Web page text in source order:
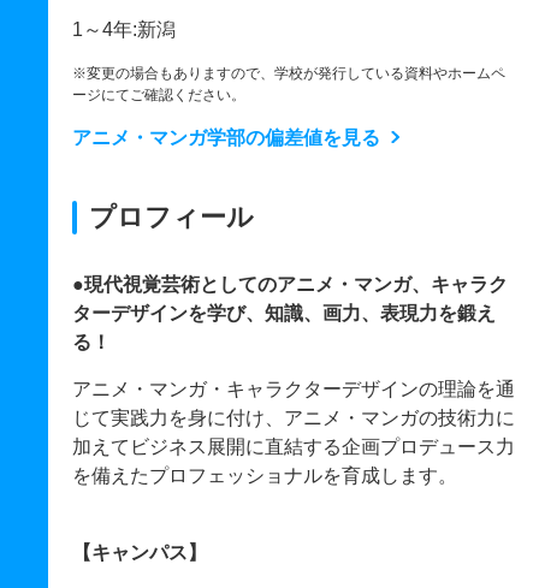
1～4年:新潟
※変更の場合もありますので、学校が発行している資料やホームペ
ージにてご確認ください。
アニメ・マンガ学部の偏差値を見る
プロフィール
●現代視覚芸術としてのアニメ・マンガ、キャラク
ターデザインを学び、知識、画力、表現力を鍛え
る！
アニメ・マンガ・キャラクターデザインの理論を通
じて実践力を身に付け、アニメ・マンガの技術力に
加えてビジネス展開に直結する企画プロデュース力
を備えたプロフェッショナルを育成します。
【キャンパス】